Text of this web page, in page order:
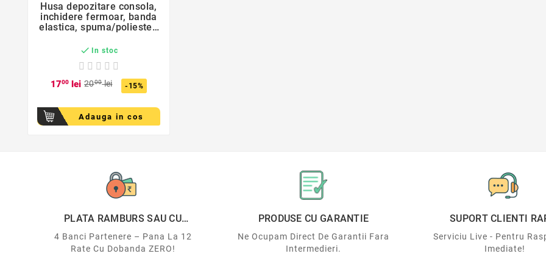
favorite_border
Husa depozitare consola,
inchidere fermoar, banda
elastica, spuma/poliester,
 In stoc
1700lei 2000lei -15%
Adauga in cos
PLATA RAMBURS SAU CU
4 Banci Partenere – Pana La 12
Rate Cu Dobanda ZERO!
PRODUSE CU GARANTIE
Ne Ocupam Direct De Garantii Fara
Intermedieri.
SUPORT CLIENTI
Serviciu Live - Pentru
Imediate!